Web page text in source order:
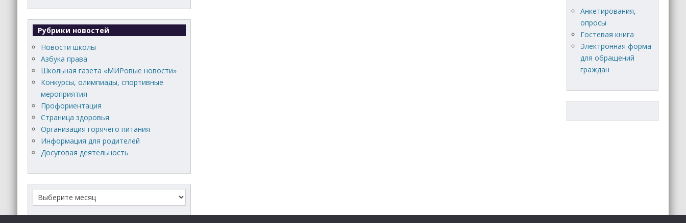
Рубрики новостей
Новости школы
Азбука права
Школьная газета «МИРовые новости»
Конкурсы, олимпиады, спортивные
мероприятия
Профориентация
Страница здоровья
Организация горячего питания
Информация для родителей
Досуговая деятельность
Анкетирования,
опросы
Гостевая книга
Электронная форма
для обращений
граждан